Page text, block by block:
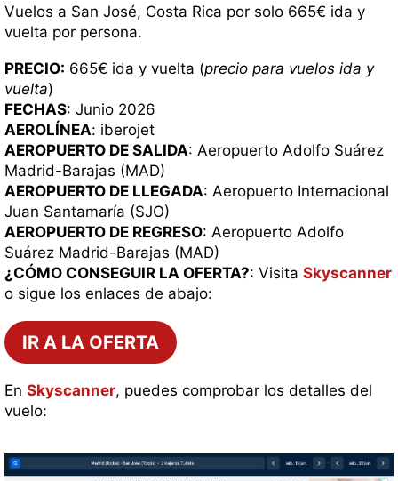
Vuelos a San José, Costa Rica por solo 665€ ida y
vuelta por persona.
PRECIO: 665€ ida y vuelta (precio para vuelos ida y
vuelta)
FECHAS: Junio 2026
AEROLÍNEA: iberojet
AEROPUERTO DE SALIDA: Aeropuerto Adolfo Suárez
Madrid-Barajas (MAD)
AEROPUERTO DE LLEGADA: Aeropuerto Internacional
Juan Santamaría (SJO)
AEROPUERTO DE REGRESO: Aeropuerto Adolfo
Suárez Madrid-Barajas (MAD)
¿CÓMO CONSEGUIR LA OFERTA?: Visita Skyscanner
o sigue los enlaces de abajo:
IR A LA OFERTA
En Skyscanner, puedes comprobar los detalles del
vuelo: